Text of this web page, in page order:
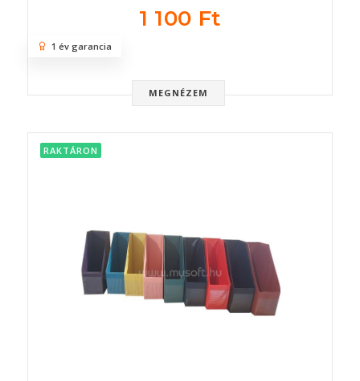
1 100 Ft
MEGNÉZEM
1 év garancia
RAKTÁRON